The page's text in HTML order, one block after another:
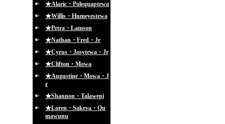
★Alaric・Polequaptewa
★Willis・Humeyestewa
★Petra・Lamson
★Nathan・Fred・Jr
★Cyrus・Josytewa・Jr
★Clifton・Mowa
★Augustine・Mowa・J
r
★Shannon・Talawepi
★Loren・Sakeva・Qu
mawunu